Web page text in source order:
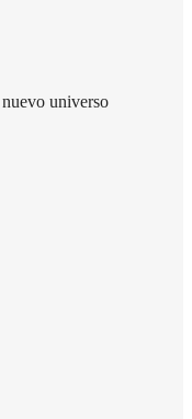
universo